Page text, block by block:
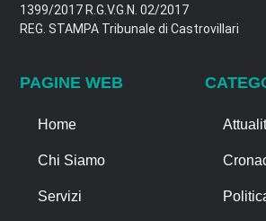
1399/2017 R.G.V.G.N. 02/2017
REG. STAMPA Tribunale di Castrovillari
PAGINE WEB
Home
Chi Siamo
Servizi